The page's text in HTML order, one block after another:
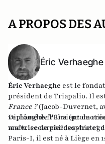
A PROPOS DES
Éric Verhaeghe
Éric Verhaeghe est le
président de Triapalio. Il
France ?(Jacob-Duvernet,
verhaeghe.frIl vient de
Diplômé de l'Ena
maîtrise de philosophie et
Paris-I, il est né à Liège en